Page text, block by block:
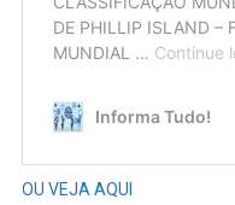
OU VEJA AQUI